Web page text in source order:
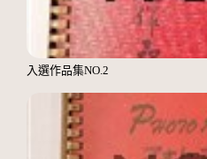
入選作品集NO.2